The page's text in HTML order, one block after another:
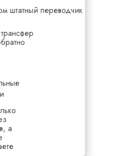
штатный переводчик
а